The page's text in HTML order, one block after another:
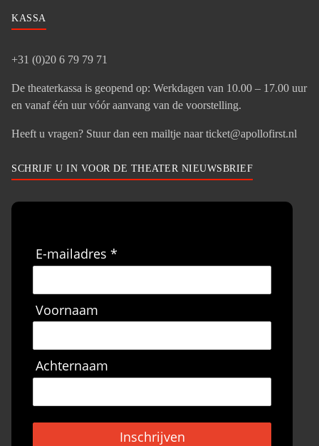
KASSA
+31 (0)20 6 79 79 71
De theaterkassa is geopend op: Werkdagen van 10.00 – 17.00 uur
en vanaf één uur vóór aanvang van de voorstelling.
Heeft u vragen? Stuur dan een mailtje naar ticket@apollofirst.nl
SCHRIJF U IN VOOR DE THEATER NIEUWSBRIEF
E-mailadres *
Voornaam
Achternaam
Inschrijven